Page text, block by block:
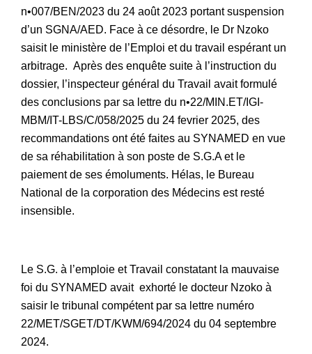
n•007/BEN/2023 du 24 août 2023 portant suspension
d’un SGNA/AED. Face à ce désordre, le Dr Nzoko
saisit le ministère de l’Emploi et du travail espérant un
arbitrage. Après des enquête suite à l’instruction du
dossier, l’inspecteur général du Travail avait formulé
des conclusions par sa lettre du n•22/MIN.ET/IGI-
MBM/IT-LBS/C/058/2025 du 24 fevrier 2025, des
recommandations ont été faites au SYNAMED en vue
de sa réhabilitation à son poste de S.G.A et le
paiement de ses émoluments. Hélas, le Bureau
National de la corporation des Médecins est resté
insensible.
Le S.G. à l’emploie et Travail constatant la mauvaise
foi du SYNAMED avait exhorté le docteur Nzoko à
saisir le tribunal compétent par sa lettre numéro
22/MET/SGET/DT/KWM/694/2024 du 04 septembre
2024.